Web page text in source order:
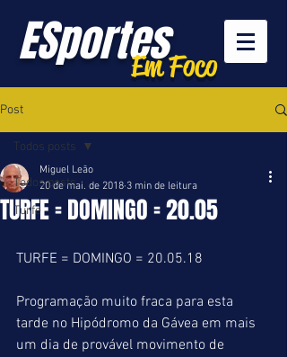
ESportesEm Foco
Post
Todos posts
Turfe
Todos posts
TURFE = DOMINGO = 20.05
Miguel Leão
20 de mai. de 2018 3 min de leitura
TURFE = DOMINGO = 20.05.18
Programação muito fraca para esta
tarde no Hipódromo da Gávea em mais
um dia de provável movimento de